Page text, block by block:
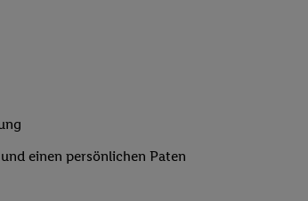
einen persönlichen Paten
auch Ihre dort angegebene E-Mail-Adresse
Partner verwendet werden, um daraus eine
in von Dritten betriebenen Diensten zu erkennen
von uns und einem der anderen oben genannten